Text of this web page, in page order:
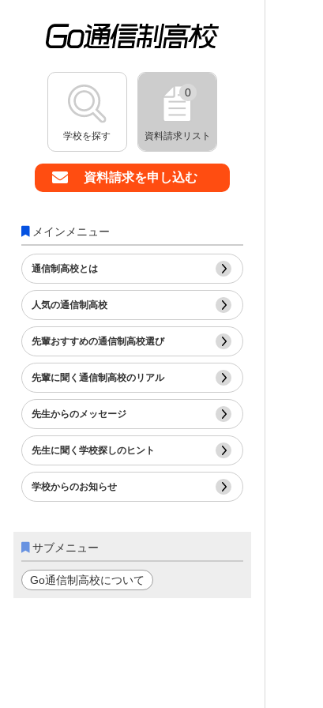
学校を探す
0
資料請求リスト
資料請求を申し込む
メインメニュー
通信制高校とは
人気の通信制高校
先輩おすすめの通信制高校選び
先輩に聞く通信制高校のリアル
先生からのメッセージ
先生に聞く学校探しのヒント
学校からのお知らせ
サブメニュー
Go通信制高校について